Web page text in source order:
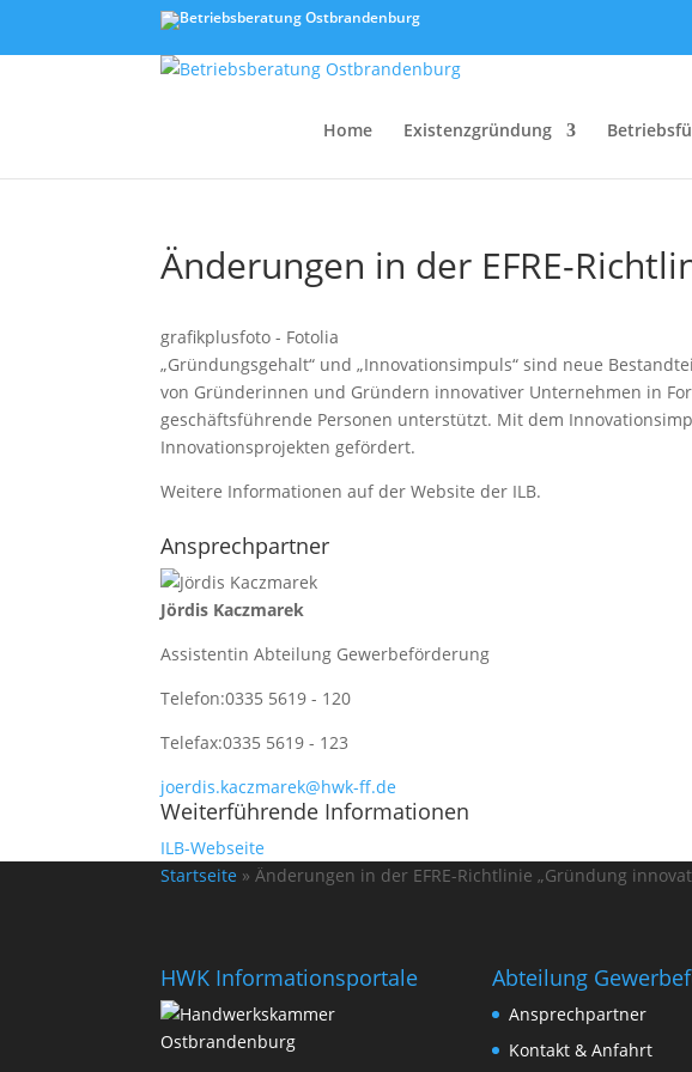
Home Existenzgründung
Änderungen in der EFRE-
grafikplusfoto - Fotolia
„Gründungsgehalt“ und „Innovationsimpuls“ sind neue
von Gründerinnen und Gründern innovativer Unternehmen in
geschäftsführende Personen unterstützt. Mit dem
Innovationsprojekten gefördert.
Weitere Informationen auf der Website der ILB.
Ansprechpartner
Jördis Kaczmarek
Assistentin Abteilung Gewerbeförderung
Telefon:0335 5619 - 120
Telefax:0335 5619 - 123
joerdis.kaczmarek@hwk-ff.de
Weiterführende Informationen
ILB-Webseite
Startseite »Änderungen in der EFRE-Richtlinie „Gründung
HWK Informationsportale Abteilung
Ansprechpartner
Kontakt & Anfahrt